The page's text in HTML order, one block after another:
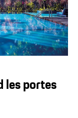
les portes